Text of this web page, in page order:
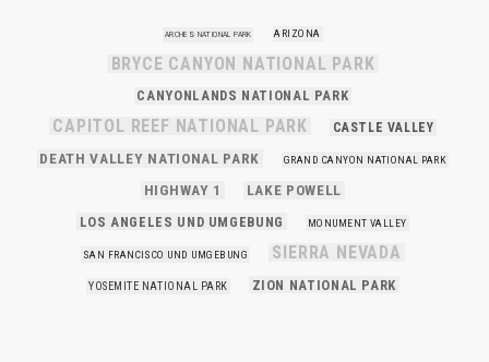
ARCHES NATIONAL PARK ARIZONA
BRYCE CANYON NATIONAL PARK
CANYONLANDS NATIONAL PARK
CAPITOL REEF NATIONAL PARK CASTLE VALLEY
DEATH VALLEY NATIONAL PARK GRAND CANYON NATIONAL PARK
HIGHWAY 1 LAKE POWELL
LOS ANGELES UND UMGEBUNG MONUMENT VALLEY
SAN FRANCISCO UND UMGEBUNG SIERRA NEVADA
YOSEMITE NATIONAL PARK ZION NATIONAL PARK